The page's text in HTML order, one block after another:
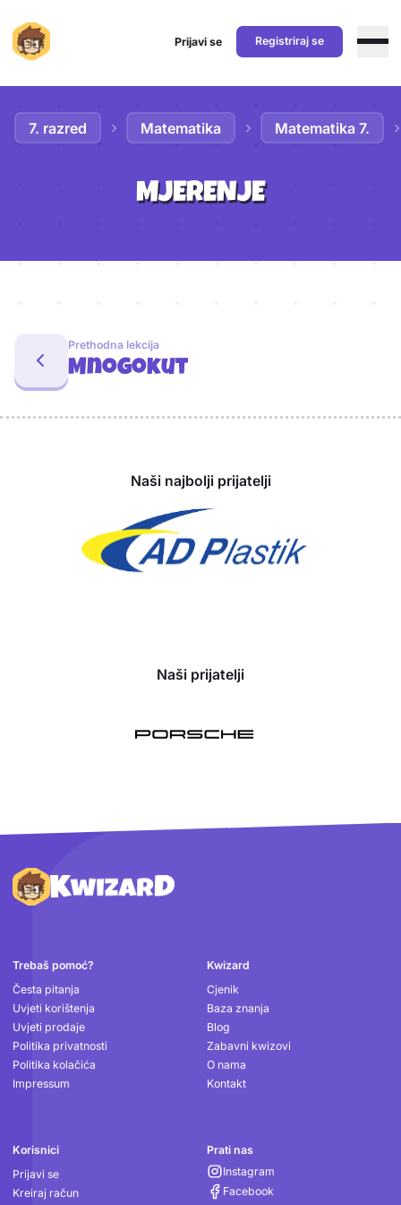
Prijavi se Registriraj se
7. razred Matematika Matematika 7.
MJERENJE
Prethodna lekcija
Mnogokut
Naši najbolji prijatelji
Naši prijatelji
Podnožje
Trebaš pomoć?
Česta pitanja
Uvjeti korištenja
Uvjeti prodaje
Politika privatnosti
Politika kolačića
Impressum
Kwizard
Cjenik
Baza znanja
Blog
Zabavni kwizovi
O nama
Kontakt
Korisnici
Prijavi se
Kreiraj račun
Prati nas
Instagram
Facebook